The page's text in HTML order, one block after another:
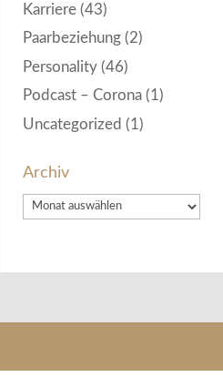
Karriere (43)
Paarbeziehung (2)
Personality (46)
Podcast – Corona (1)
Uncategorized (1)
Archiv
Archiv